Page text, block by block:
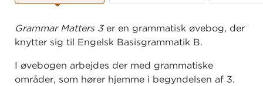
Grammar Matters 3er en grammatisk øvebog, der
knytter sig til Engelsk Basisgrammatik B.
I øvebogen arbejdes der med grammatiske
områder, som hører hjemme i begyndelsen af 3.